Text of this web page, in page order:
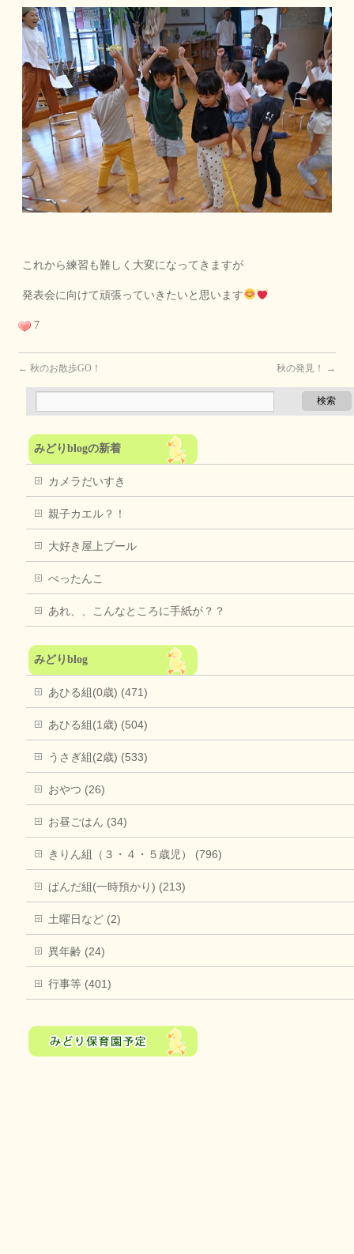
これから練習も難しく大変になってきますが
発表会に向けて頑張っていきたいと思います
7
← 秋のお散歩GO！ 秋の発見！ →
みどりblogの新着
カメラだいすき
親子カエル？！
大好き屋上プール
ぺったんこ
あれ、、こんなところに手紙が？？
みどりblog
あひる組(0歳) (471)
あひる組(1歳) (504)
うさぎ組(2歳) (533)
おやつ (26)
お昼ごはん (34)
きりん組（３・４・５歳児） (796)
ぱんだ組(一時預かり) (213)
土曜日など (2)
異年齢 (24)
行事等 (401)